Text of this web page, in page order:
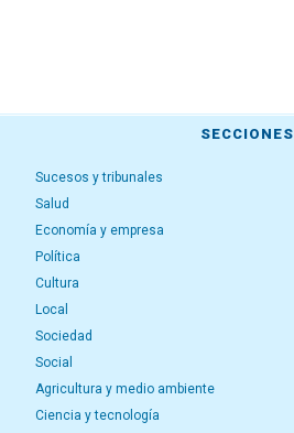
SECCIONES
Sucesos y tribunales
Salud
Economía y empresa
Política
Cultura
Local
Sociedad
Social
Agricultura y medio ambiente
Ciencia y tecnología